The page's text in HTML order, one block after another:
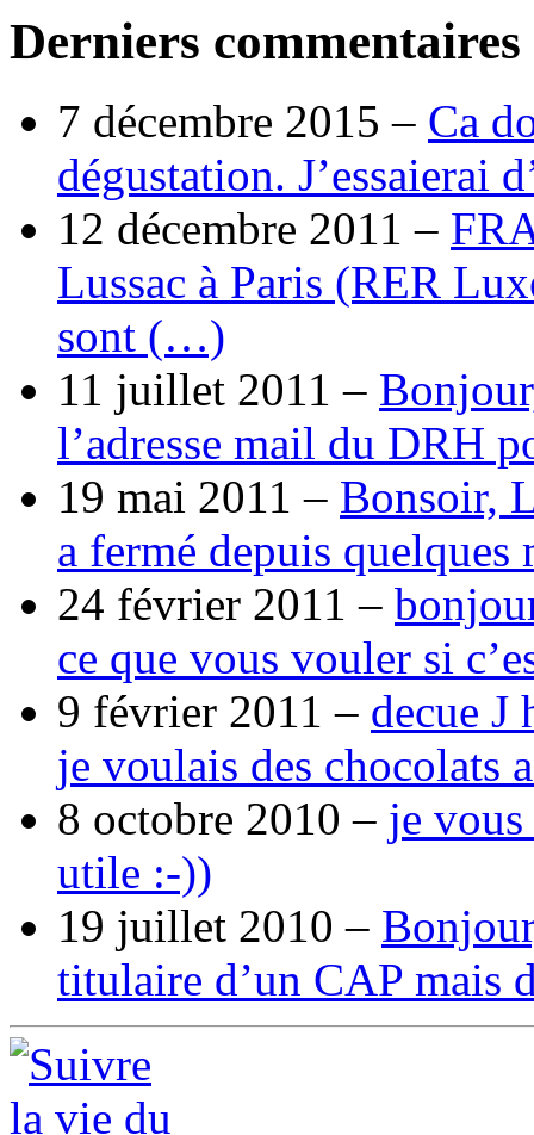
Derniers commentaires
7 décembre 2015 – Ca
dégustation. J’essaierai
12 décembre 2011 –
Lussac à Paris (RER
sont (…)
11 juillet 2011 –
l’adresse mail du DRH
19 mai 2011 – Bonsoir,
a fermé depuis
24 février 2011 –
ce que vous vouler si
9 février 2011 – decue J
je voulais des chocolats
8 octobre 2010 – je
utile :-))
19 juillet 2010 –
titulaire d’un CAP mais